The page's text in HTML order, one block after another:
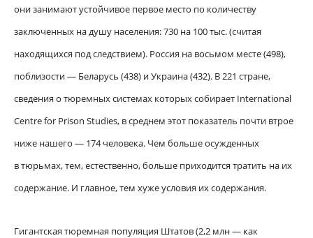
они занимают устойчивое первое место по количеству
заключенных на душу населения: 730 на 100 тыс. (считая
находящихся под следствием). Россия на восьмом месте (498),
поблизости — Беларусь (438) и Украина (432). В 221 стране,
сведения о тюремных системах которых собирает International
Centre for Prison Studies, в среднем этот показатель почти втрое
ниже нашего — 174 человека. Чем больше осужденных
в тюрьмах, тем, естественно, больше приходится тратить на их
содержание. И главное, тем хуже условия их содержания.
Гигантская тюремная популяция Штатов (2,2 млн — как